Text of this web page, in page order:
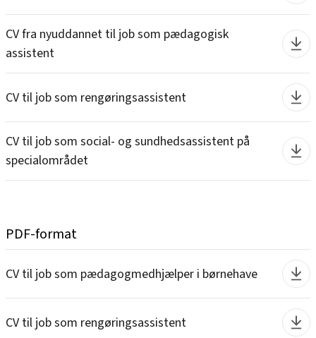
CV fra nyuddannet til job som pædagogisk
assistent
CV til job som rengøringsassistent
CV til job som social- og sundhedsassistent på
specialområdet
PDF-format
CV til job som pædagogmedhjælper i børnehave
CV til job som rengøringsassistent